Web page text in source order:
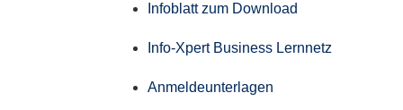
Infoblatt zum Download
Info-Xpert Business Lernnetz
Anmeldeunterlagen